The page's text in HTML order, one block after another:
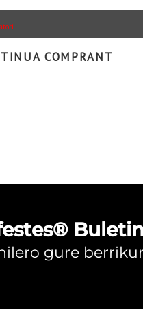
COMPRANT
gure